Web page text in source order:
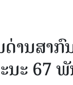
ານສາ
ະ 67